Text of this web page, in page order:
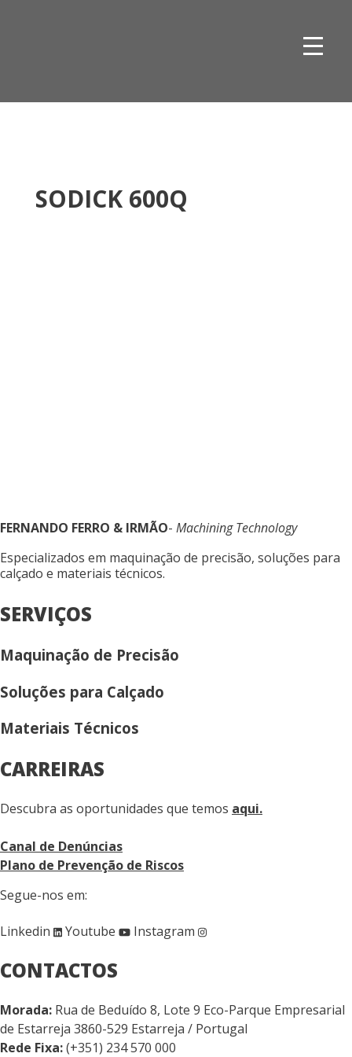
SODICK 600Q
FERNANDO FERRO & IRMÃO- Machining Technology
Especializados em maquinação de precisão, soluções para
calçado e materiais técnicos.
SERVIÇOS
Maquinação de Precisão
Soluções para Calçado
Materiais Técnicos
CARREIRAS
Descubra as oportunidades que temos aqui.
Canal de Denúncias
Plano de Prevenção de Riscos
Segue-nos em:
Linkedin Youtube Instagram
CONTACTOS
Morada: Rua de Beduído 8, Lote 9 Eco-Parque Empresarial
de Estarreja 3860-529 Estarreja / Portugal
Rede Fixa:(+351) 234 570 000